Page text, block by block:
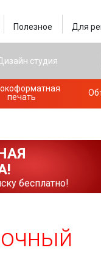
Полезное Для
студия
печать
бесплатно!